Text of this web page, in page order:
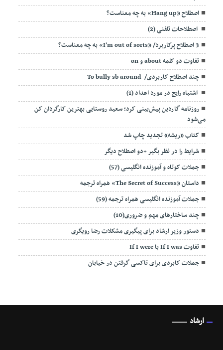
اصطلاح «Hang up» به چه معناست؟
اصطلاحات تلفنی (2)
3 اصطلاح پرکاربرد/ «I’m out of sorts» به چه معناست؟
تفاوت دو کلمه about و on
چند اصطلاح کاربردی/ To bully sb around
اشتباه رایج در مورد اعداد (1)
روزنامه گاردین پیش‌بینی کرد؛ سعید روستایی بهترین کارگردان کن
می‌شود
کتاب «ریشه» تجدید چاپ شد
شرایط را در نظر بگیر +دو اصطلاح دیگر
جملات کوتاه و آموزنده انگلیسی (57)
داستان «The Secret of Success» همراه ترجمه
جملات آموزنده انگلیسی همراه ترجمه (59)
چند ساختارهای مهم و ضروری(10)
دستور وزیر ارشاد برای پیگیری مشکلات رضا رویگری
تفاوت If I was با If I were
جملات کابردی برای تاکسی گرفتن در خیابان
ارشاد